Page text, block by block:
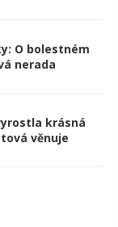
O bolestném
nerada
krásná
věnuje